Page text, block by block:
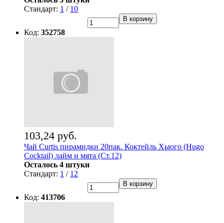
Стандарт: 1 / 10
В корзину
Код: 352758
103,24 руб.
Чай Curtis пирамидки 20пак. Коктейль Хьюго (Hugo
Cocktail) лайм и мята (Ст.12)
Осталось 4 штуки
Стандарт: 1 / 12
В корзину
Код: 413706